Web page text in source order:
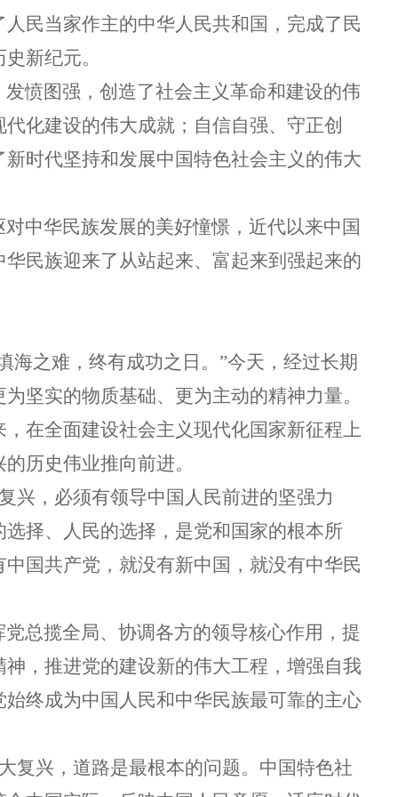
民当家作主的中华人民共和国，完成了民
新纪元。
愤图强，创造了社会主义革命和建设的伟
化建设的伟大成就；自信自强、守正创
时代坚持和发展中国特色社会主义的伟大
中华民族发展的美好憧憬，近代以来中国
民族迎来了从站起来、富起来到强起来的
海之难，终有成功之日。”今天，经过长期
坚实的物质基础、更为主动的精神力量。
在全面建设社会主义现代化国家新征程上
历史伟业推向前进。
兴，必须有领导中国人民前进的坚强力
择、人民的选择，是党和国家的根本所
国共产党，就没有新中国，就没有中华民
总揽全局、协调各方的领导核心作用，提
，推进党的建设新的伟大工程，增强自我
终成为中国人民和中华民族最可靠的主心
复兴，道路是最根本的问题。中国特色社